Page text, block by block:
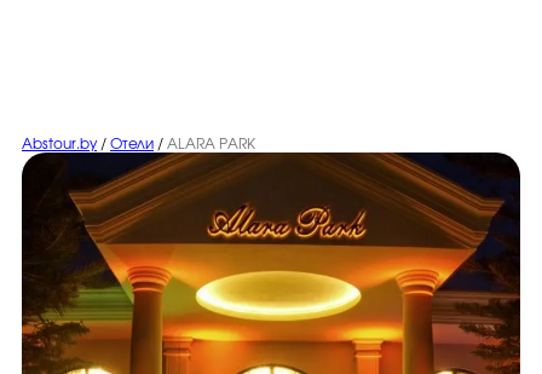
Abstour.by / Отели / ALARA PARK